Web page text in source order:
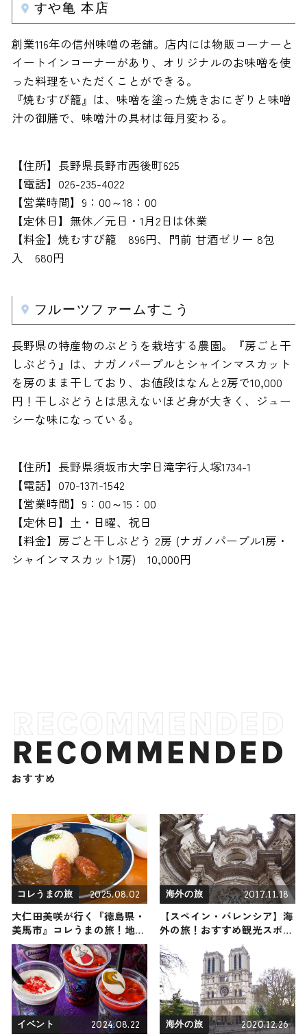
すや亀 本店
創業116年の信州味噌の老舗。店内には物販コーナーと
イートインコーナーがあり、オリジナルのお味噌を使
った料理をいただくことができる。
『焼むすび籠』は、味噌を塗った焼きおにぎりと味噌
汁の御膳で、味噌汁の具材は毎月変わる。
【住所】長野県長野市西後町625
【電話】026-235-4022
【営業時間】9：00～18：00
【定休日】無休／元日・1月2日は休業
【料金】焼むすび籠 896円、門前 甘酒ゼリー 8包
入 680円
フルーツファームすこう
長野県の特産物のぶどうを栽培する農園。『房ごと干
しぶどう』は、ナガノパープルとシャインマスカット
を房のまま干しており、お値段はなんと2房で10,000
円！干しぶどうとは思えないほど身が大きく、ジュー
シーな味になっている。
【住所】長野県須坂市大字日滝字行人塚1734-1
【電話】070-1371-1542
【営業時間】9：00～15：00
【定休日】土・日曜、祝日
【料金】房ごと干しぶどう 2房 (ナガノパープル1房・
シャインマスカット1房) 10,000円
RECOMMENDED
おすすめ
コレうまの旅 2025.08.02
大仁田美咲が行く『徳島県・
美馬市』コレうまの旅！地元
の人おすすめのご当地名物グ
ルメ4選 2025年8月2日放送
海外の旅 2017.11.18
【スペイン・バレンシア】海
外の旅！おすすめ観光スポッ
トやグルメをリポート
イベント 2024.08.22 海外の旅 2020.12.26